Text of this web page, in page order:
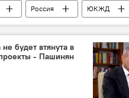
Россия
ЮКЖД
будет втянута в
- Пашинян